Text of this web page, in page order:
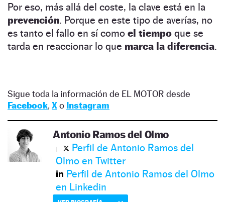
Por eso, más allá del coste, la clave está en la
prevención. Porque en este tipo de averías, no
es tanto el fallo en sí como el tiempo que se
tarda en reaccionar lo que marca la diferencia.
Sigue toda la información de EL MOTOR desde
Facebook, Xo Instagram
Antonio Ramos del Olmo
Perfil de Antonio Ramos del
Olmo en Twitter
Perfil de Antonio Ramos del Olmo
en Linkedin